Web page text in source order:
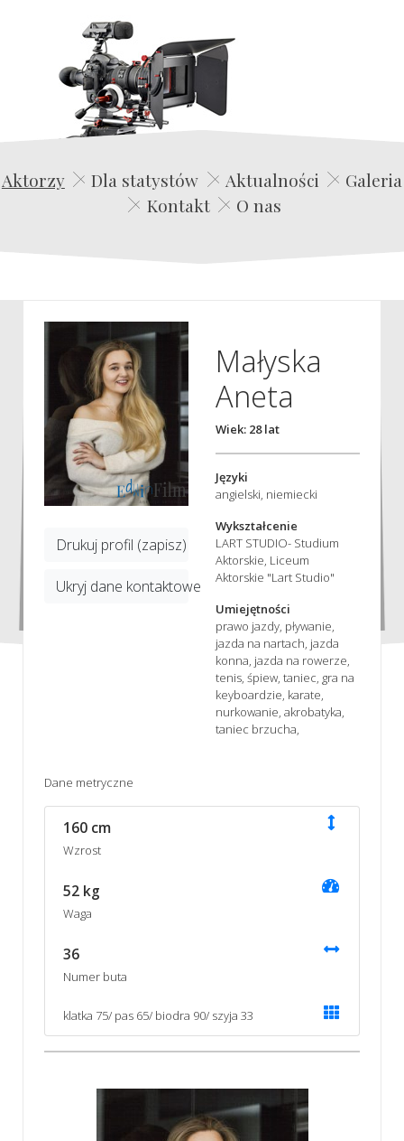
Edwin Film Agencja Aktorska
Aktorzy Dla statystów Aktualności
Galeria
Kontakt
O nas
Drukuj profil (zapisz)
Ukryj dane kontaktowe
Małyska
Aneta
Wiek: 28 lat
Języki
angielski, niemiecki
Wykształcenie
LART STUDIO- Studium
Aktorskie, Liceum
Aktorskie "Lart Studio"
Umiejętności
prawo jazdy, pływanie,
jazda na nartach, jazda
konna, jazda na rowerze,
tenis, śpiew, taniec, gra na
keyboardzie, karate,
nurkowanie, akrobatyka,
taniec brzucha,
Dane metryczne
160 cm
Wzrost
52 kg
Waga
36
Numer buta
klatka 75/ pas 65/ biodra 90/ szyja 33